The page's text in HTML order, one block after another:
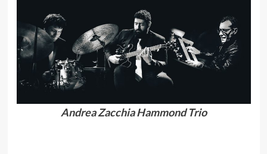
Andrea Zacchia Hammond Trio